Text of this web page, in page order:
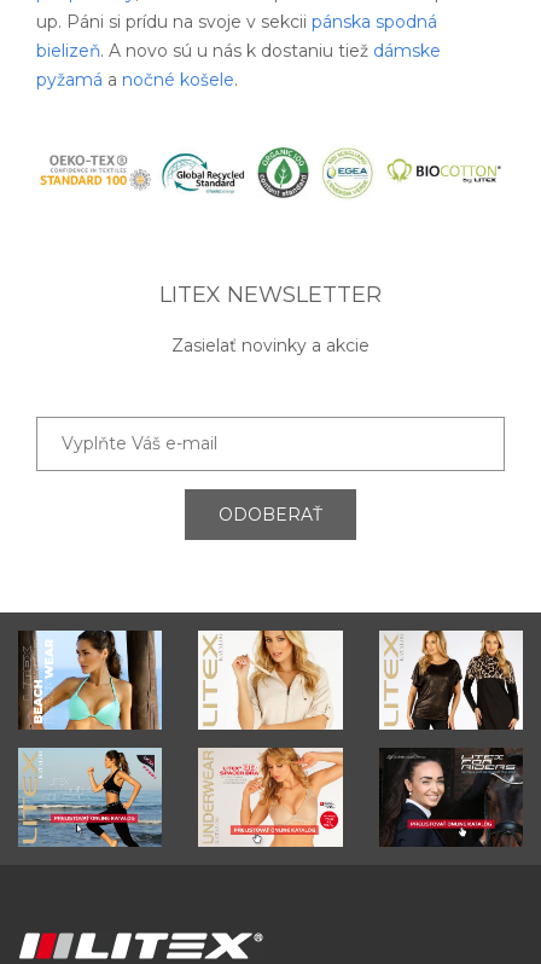
up. Páni si prídu na svoje v sekcii pánska spodná
bielizeň. A novo sú u nás k dostaniu tiež dámske
pyžamá a nočné košele.
LITEX NEWSLETTER
Zasielať novinky a akcie
ODOBERAŤ